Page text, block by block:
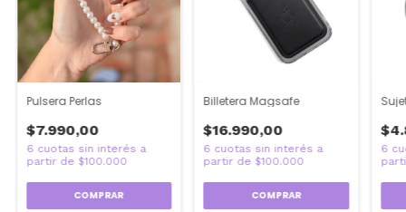
Pulsera Perlas
$7.990,00
COMPRAR
Billetera Magsafe
$16.990,00
COMPRAR